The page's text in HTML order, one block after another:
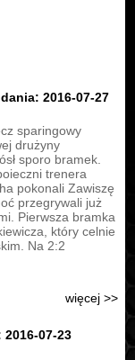
2016-07-27
sparingowy
drużyny
sporo bramek.
trenera
pokonali Zawiszę
przegrywali już
Pierwsza bramka
który celnie
Na 2:2
więcej >>
07-23